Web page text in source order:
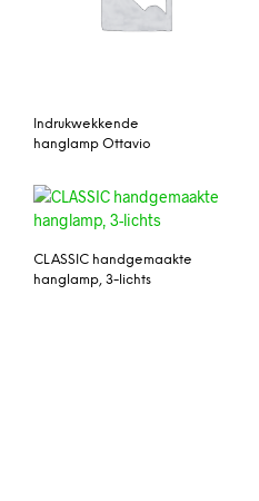
Indrukwekkende
hanglamp Ottavio
CLASSIC handgemaakte
hanglamp, 3-lichts